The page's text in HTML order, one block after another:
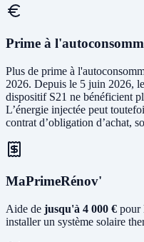
Prime à
Plus de prime à
2026. Depuis le 5 juin 2026,
dispositif S21 ne bénéficient
L’énergie injectée peut
contrat d’obligation d’achat,
MaPrimeRénov'
Aide de jusqu'à 4 000 € pour
installer un système solaire